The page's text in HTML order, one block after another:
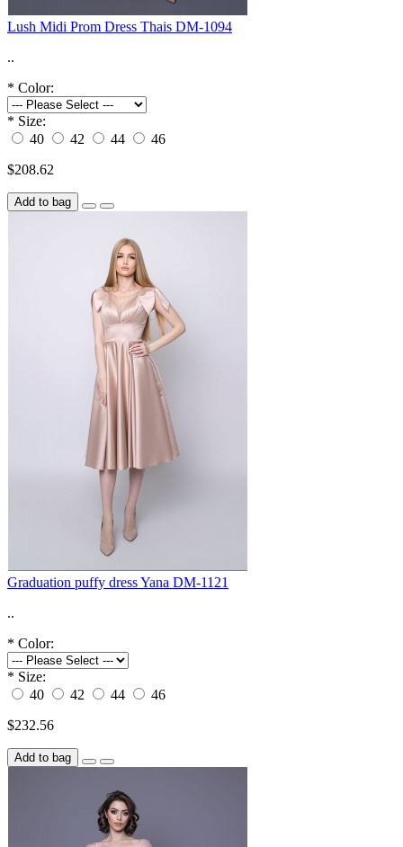
Lush Midi Prom Dress Thais DM-1094
..
* Color:
* Size:
40
42 44
46
$208.62
Add to bag
Graduation puffy dress Yana DM-1121
..
* Color:
* Size:
40
42 44
46
$232.56
Add to bag